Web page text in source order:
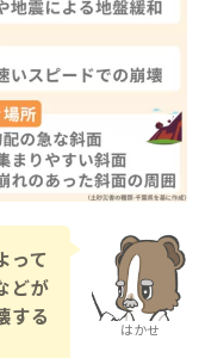
はかせ
って
どが
する